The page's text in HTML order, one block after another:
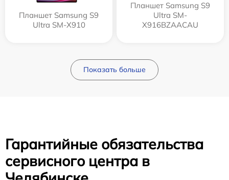
Планшет Samsung S9
Ultra SM-X910
Планшет Samsung S9
Ultra SM-
X916BZAACAU
Показать больше
Гарантийные обязательства
сервисного центра в